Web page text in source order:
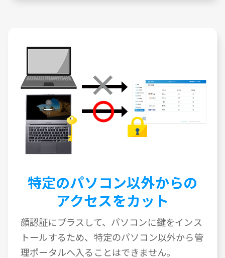
特定のパソコン以外からの
アクセスをカット
顔認証にプラスして、パソコンに鍵をインス
トールするため、特定のパソコン以外から管
理ポータルへ入ることはできません。